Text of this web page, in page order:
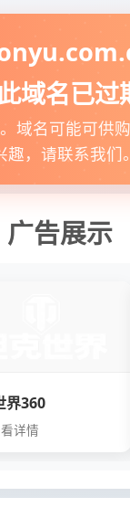
域名已过
域名可能可供
趣，请联系我们
广告展示
界360
详情